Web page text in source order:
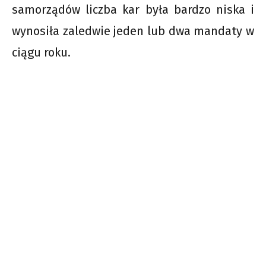
samorządów liczba kar była bardzo niska i
wynosiła zaledwie jeden lub dwa mandaty w
ciągu roku.